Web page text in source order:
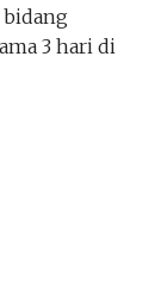
3 hari di